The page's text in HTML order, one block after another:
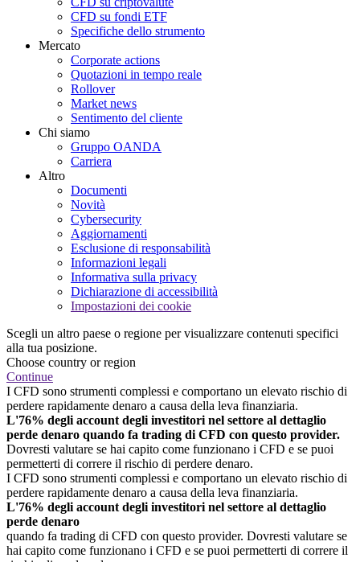
CFD su fondi ETF
Specifiche dello strumento
Mercato
Corporate actions
Quotazioni in tempo reale
Rollover
Market news
Sentimento del cliente
Chi siamo
Gruppo OANDA
Carriera
Altro
Documenti
Novità
Cybersecurity
Aggiornamenti
Esclusione di responsabilità
Informazioni legali
Informativa sulla privacy
Dichiarazione di accessibilità
Impostazioni dei cookie
Scegli un altro paese o regione per visualizzare contenuti specifici
alla tua posizione.
Choose country or region
Continue
I CFD sono strumenti complessi e comportano un elevato rischio di
perdere rapidamente denaro a causa della leva finanziaria.
L'76% degli account degli investitori nel settore al dettaglio
perde denaro quando fa trading di CFD con questo provider.
Dovresti valutare se hai capito come funzionano i CFD e se puoi
permetterti di correre il rischio di perdere denaro.
I CFD sono strumenti complessi e comportano un elevato rischio di
perdere rapidamente denaro a causa della leva finanziaria.
L'76% degli account degli investitori nel settore al dettaglio
perde denaro
quando fa trading di CFD con questo provider. Dovresti valutare se
hai capito come funzionano i CFD e se puoi permetterti di correre il